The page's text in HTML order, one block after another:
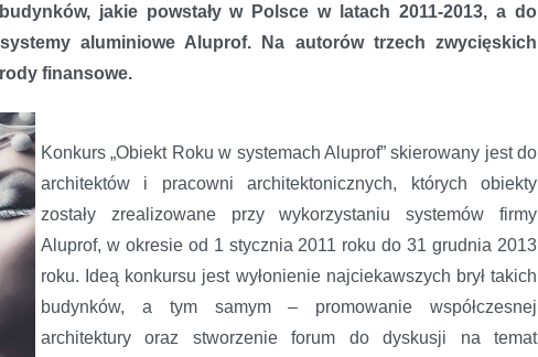
jakie powstały w Polsce w latach 2011-2013, a do
aluminiowe Aluprof. Na autorów trzech zwycięskich
finansowe.
Konkurs „Obiekt Roku w systemach Aluprof” skierowany jest do
architektów i pracowni architektonicznych, których obiekty
zostały zrealizowane przy wykorzystaniu systemów firmy
Aluprof, w okresie od 1 stycznia 2011 roku do 31 grudnia 2013
roku. Ideą konkursu jest wyłonienie najciekawszych brył takich
budynków, a tym samym – promowanie współczesnej
architektury oraz stworzenie forum do dyskusji na temat